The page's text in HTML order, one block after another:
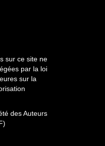
sur ce site ne
par la loi
sur la
des Auteurs